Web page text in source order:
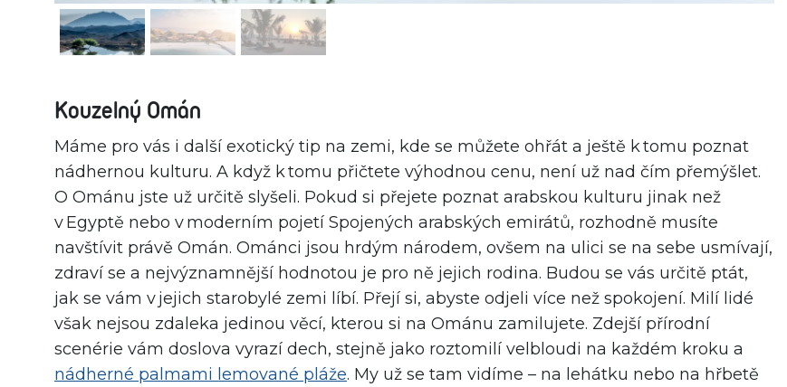
Kouzelný Omán
Máme pro vás i další exotický tip na zemi, kde se můžete ohřát a ještě k tomu poznat
nádhernou kulturu. A když k tomu přičtete výhodnou cenu, není už nad čím přemýšlet.
O Ománu jste už určitě slyšeli. Pokud si přejete poznat arabskou kulturu jinak než
v Egyptě nebo v moderním pojetí Spojených arabských emirátů, rozhodně musíte
navštívit právě Omán. Ománci jsou hrdým národem, ovšem na ulici se na sebe usmívají,
zdraví se a nejvýznamnější hodnotou je pro ně jejich rodina. Budou se vás určitě ptát,
jak se vám v jejich starobylé zemi líbí. Přejí si, abyste odjeli více než spokojení. Milí lidé
však nejsou zdaleka jedinou věcí, kterou si na Ománu zamilujete. Zdejší přírodní
scenérie vám doslova vyrazí dech, stejně jako roztomilí velbloudi na každém kroku a
nádherné palmami lemované pláže. My už se tam vidíme –⁠ na lehátku nebo na hřbetě